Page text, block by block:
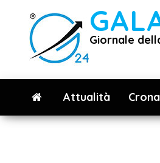
contenuto
Giornale
Attualità